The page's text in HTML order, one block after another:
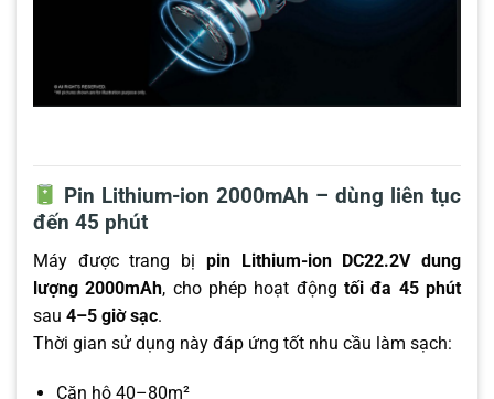
Pin Lithium-ion 2000mAh – dùng liên tục
đến 45 phút
Máy được trang bị pin Lithium-ion DC22.2V dung
lượng 2000mAh, cho phép hoạt độngtối đa 45 phút
sau 4–5 giờ sạc.
Thời gian sử dụng này đáp ứng tốt nhu cầu làm sạch:
Căn hộ 40–80m²